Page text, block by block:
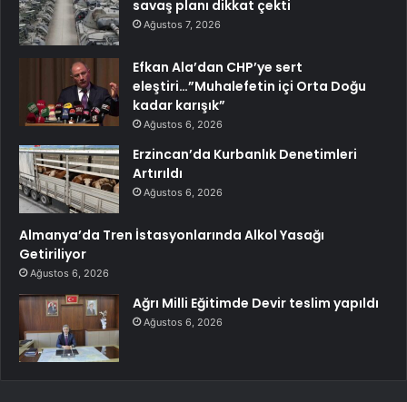
savaş planı dikkat çekti
Ağustos 7, 2026
Efkan Ala’dan CHP’ye sert
eleştiri…”Muhalefetin içi Orta Doğu
kadar karışık”
Ağustos 6, 2026
Erzincan’da Kurbanlık Denetimleri
Artırıldı
Ağustos 6, 2026
Almanya’da Tren İstasyonlarında Alkol Yasağı
Getiriliyor
Ağustos 6, 2026
Ağrı Milli Eğitimde Devir teslim yapıldı
Ağustos 6, 2026